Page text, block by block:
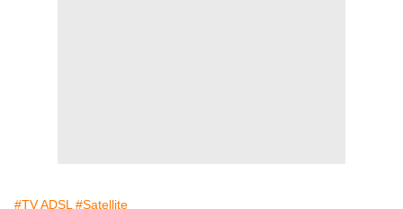
#TV ADSL #Satellite